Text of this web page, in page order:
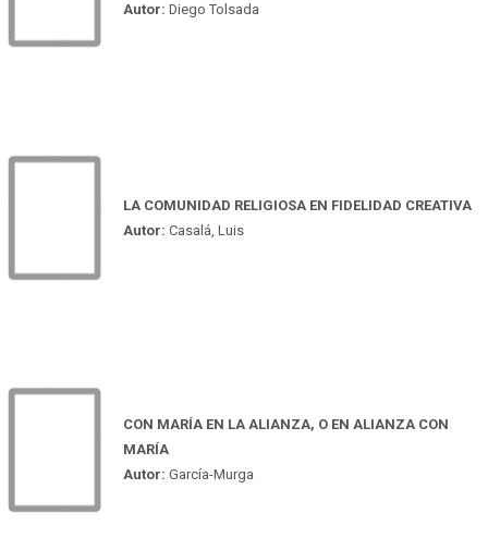
Autor: Diego Tolsada
LA COMUNIDAD RELIGIOSA EN FIDELIDAD CREATIVA
Autor: Casalá, Luis
CON MARÍA EN LA ALIANZA, O EN ALIANZA CON
MARÍA
Autor: García-Murga